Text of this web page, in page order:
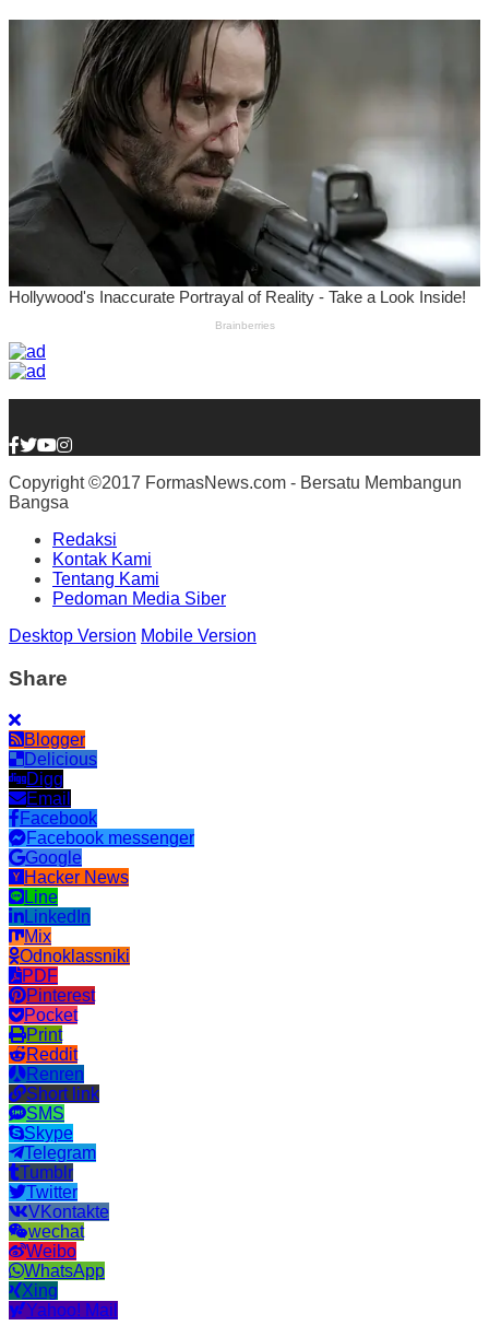
Copyright ©2017 FormasNews.com - Bersatu Membangun
Bangsa
Redaksi
Kontak Kami
Tentang Kami
Pedoman Media Siber
Desktop Version Mobile Version
Share
Blogger
Delicious
Digg
Email
Facebook
Facebook messenger
Google
Hacker News
Line
LinkedIn
Mix
Odnoklassniki
PDF
Pinterest
Pocket
Print
Reddit
Renren
Short link
SMS
Skype
Telegram
Tumblr
Twitter
VKontakte
wechat
Weibo
WhatsApp
Xing
Yahoo! Mail